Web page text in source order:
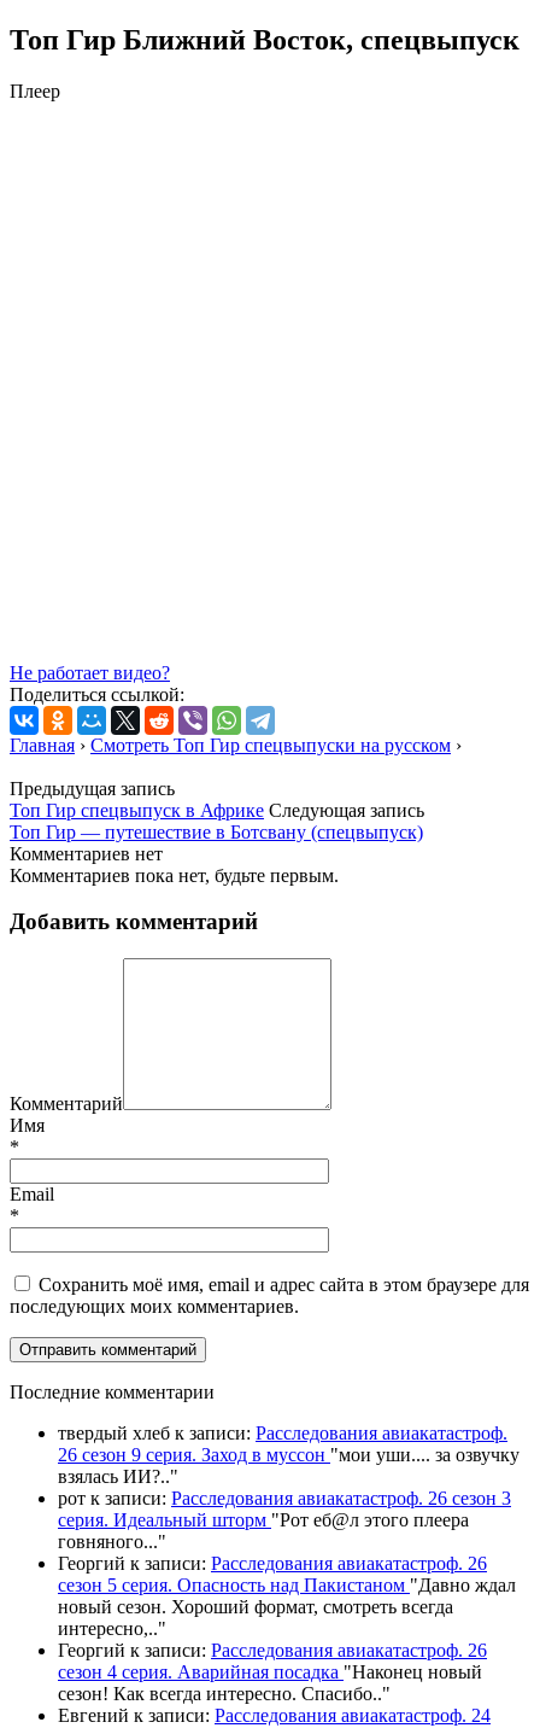
Топ Гир Ближний Восток, спецвыпуск
Плеер
Не работает видео?
Поделиться ссылкой:
Главная › Смотреть Топ Гир спецвыпуски на русском ›
Предыдущая запись
Топ Гир спецвыпуск в Африке Следующая запись
Топ Гир — путешествие в Ботсвану (спецвыпуск)
Комментариев нет
Комментариев пока нет, будьте первым.
Добавить комментарий
Комментарий
Имя
*
Email
*
Сохранить моё имя, email и адрес сайта в этом браузере для
последующих моих комментариев.
Последние комментарии
твердый хлеб к записи: Расследования авиакатастроф.
26 сезон 9 серия. Заход в муссон "мои уши.... за озвучку
взялась ИИ?.."
рот к записи: Расследования авиакатастроф. 26 сезон 3
серия. Идеальный шторм "Рот еб@л этого плеера
говняного..."
Георгий к записи: Расследования авиакатастроф. 26
сезон 5 серия. Опасность над Пакистаном "Давно ждал
новый сезон. Хороший формат, смотреть всегда
интересно,.."
Георгий к записи: Расследования авиакатастроф. 26
сезон 4 серия. Аварийная посадка "Наконец новый
сезон! Как всегда интересно. Спасибо.."
Евгений к записи: Расследования авиакатастроф. 24